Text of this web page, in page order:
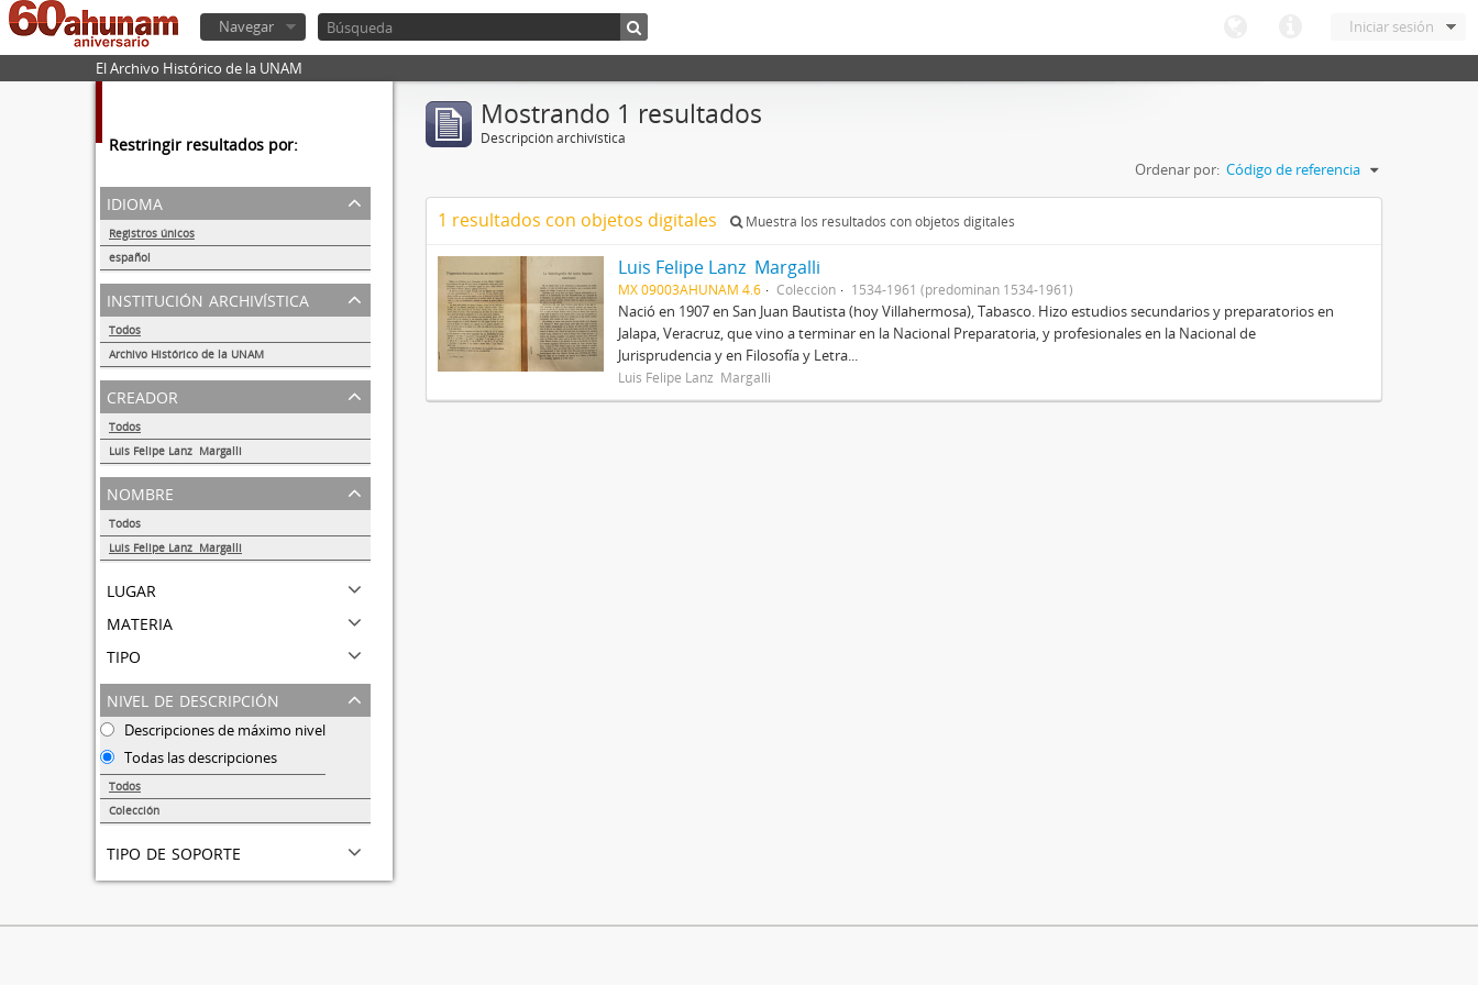
Iniciar sesión
Navegar
El Archivo Histórico de la UNAM
Restringir resultados por:
idioma
Registros únicos
español
1
institución archivística
Todos
Archivo Histórico de la UNAM
1
creador
Todos
Luis Felipe Lanz Margalli
1
nombre
Todos
Luis Felipe Lanz Margalli
lugar
materia
tipo
nivel de descripción
Descripciones de máximo nivel
Todas las descripciones
Todos
Colección
tipo de soporte
Mostrando 1 resultados
Descripción archivística
Ordenar por: Código de referencia
1 resultados con objetos digitales Muestra los resultados con objetos digitales
Luis Felipe Lanz Margalli
MX 09003AHUNAM 4.6 Colección 1534-1961 (predominan 1534-1961)
Nació en 1907 en San Juan Bautista (hoy Villahermosa), Tabasco. Hizo estudios secundarios y preparatorios en
Jalapa, Veracruz, que vino a terminar en la Nacional Preparatoria, y profesionales en la Nacional de
Jurisprudencia y en Filosofía y Letra...
Luis Felipe Lanz Margalli